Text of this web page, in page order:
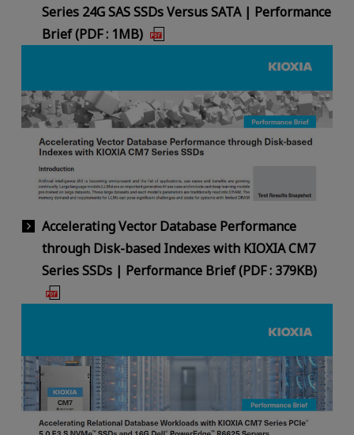
Series 24G SAS SSDs Versus SATA | Performance
Brief (PDF : 1MB)
Accelerating Vector Database Performance
through Disk-based Indexes with KIOXIA CM7
Series SSDs | Performance Brief (PDF : 379KB)